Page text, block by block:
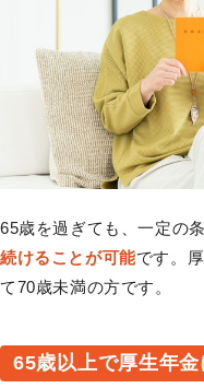
65歳を過ぎても、一定の
続けることが可能です。
て70歳未満の方です。
65歳以上で厚生年